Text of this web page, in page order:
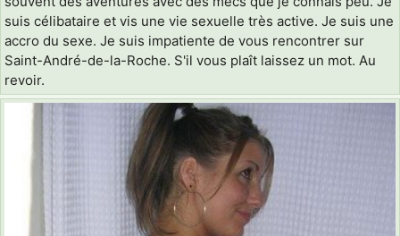
suis célibataire et vis une vie sexuelle très active. Je suis une
accro du sexe. Je suis impatiente de vous rencontrer sur
Saint-André-de-la-Roche. S'il vous plaît laissez un mot. Au
revoir.